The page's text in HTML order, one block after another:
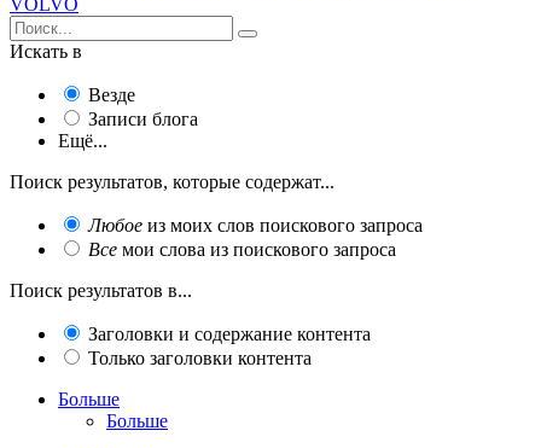
Искать в
Везде
Записи блога
Ещё...
Поиск результатов, которые содержат...
Любое из моих слов поискового запроса
Все мои слова из поискового запроса
Поиск результатов в...
Заголовки и содержание контента
Только заголовки контента
Больше
Больше